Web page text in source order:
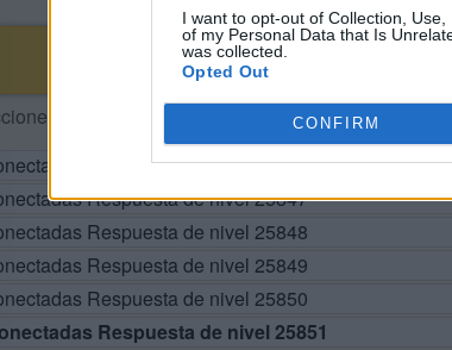
I want to opt-out of Collection,
of my Personal Data that Is
was collected.
Opted Out
CONFIRM
BUSCAR
los niveles:
Respuesta de nivel 25846
Respuesta de nivel 25847
Respuesta de nivel 25848
Respuesta de nivel 25849
Respuesta de nivel 25850
Respuesta de nivel 25851